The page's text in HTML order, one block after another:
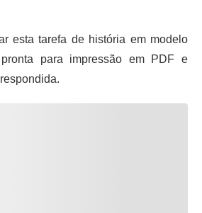
esta tarefa de história em modelo
para impressão em PDF e